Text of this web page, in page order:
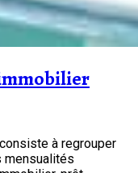
à regrouper
mensualités